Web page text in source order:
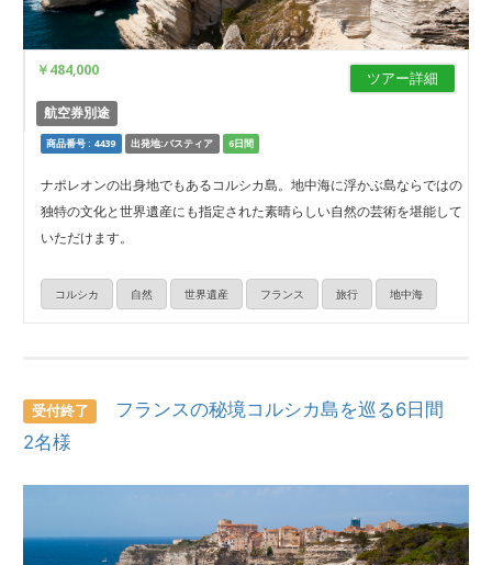
ツアー詳細
￥484,000
航空券別途
商品番号 : 4439 出発地:バスティア 6日間
ナポレオンの出身地でもあるコルシカ島。地中海に浮かぶ島ならではの
独特の文化と世界遺産にも指定された素晴らしい自然の芸術を堪能して
いただけます。
コルシカ 自然 世界遺産 フランス 旅行 地中海
受付終了
フランスの秘境コルシカ島を巡る6日間
2名様